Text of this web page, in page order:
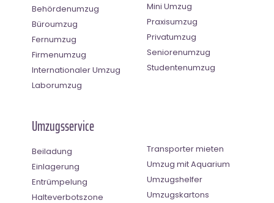
Behördenumzug
Büroumzug
Fernumzug
Firmenumzug
Internationaler Umzug
Laborumzug
Mini Umzug
Praxisumzug
Privatumzug
Seniorenumzug
Studentenumzug
Umzugsservice
Beiladung
Einlagerung
Entrümpelung
Halteverbotszone
Transporter mieten
Umzug mit Aquarium
Umzugshelfer
Umzugskartons